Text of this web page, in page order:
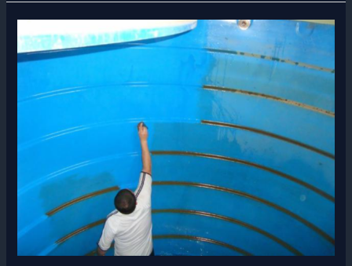
عزل
خزانات
المياه
والرياض